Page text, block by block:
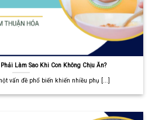
Làm Sao Khi Con Không Chịu Ăn?
vấn đề phổ biến khiến nhiều phụ [...]